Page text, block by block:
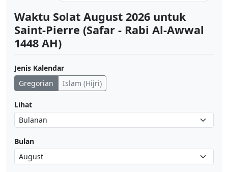
Waktu Solat August 2026 untuk
Saint-Pierre (Safar - Rabi Al-Awwal
1448 AH)
Jenis Kalendar
Gregorian
Islam (Hijri)
Lihat
Bulan